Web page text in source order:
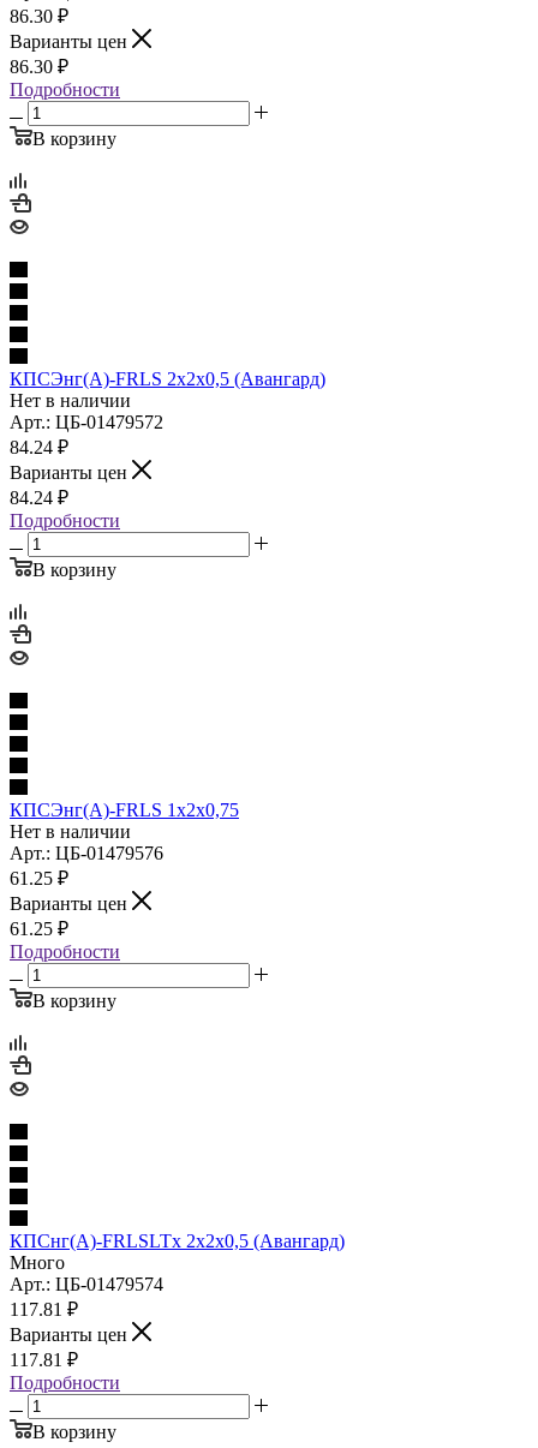
86.30 ₽
Варианты цен
86.30 ₽
Подробности
В корзину
КПСЭнг(А)-FRLS 2х2х0,5 (Авангард)
Нет в наличии
Арт.: ЦБ-01479572
84.24 ₽
Варианты цен
84.24 ₽
Подробности
В корзину
КПСЭнг(А)-FRLS 1х2х0,75
Нет в наличии
Арт.: ЦБ-01479576
61.25 ₽
Варианты цен
61.25 ₽
Подробности
В корзину
КПСнг(А)-FRLSLTx 2х2х0,5 (Авангард)
Много
Арт.: ЦБ-01479574
117.81 ₽
Варианты цен
117.81 ₽
Подробности
В корзину